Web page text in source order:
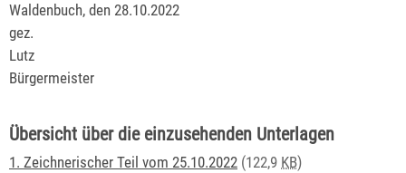
Waldenbuch, den 28.10.2022
gez.
Lutz
Bürgermeister
Übersicht über die einzusehenden Unterlagen
1. Zeichnerischer Teil vom 25.10.2022 (122,9 KB)